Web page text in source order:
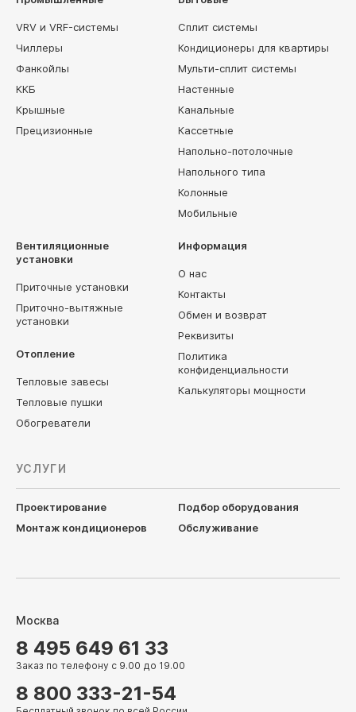
VRV и VRF-системы
Чиллеры
Фанкойлы
ККБ
Крышные
Прецизионные
Сплит системы
Кондиционеры для квартиры
Мульти-сплит системы
Настенные
Канальные
Кассетные
Напольно-потолочные
Напольного типа
Колонные
Мобильные
Вентиляционные
установки
Приточные установки
Приточно-вытяжные
установки
Отопление
Тепловые завесы
Тепловые пушки
Обогреватели
Информация
О нас
Контакты
Обмен и возврат
Реквизиты
Политика
конфиденциальности
Калькуляторы мощности
УСЛУГИ
Проектирование
Подбор оборудования
Монтаж кондиционеров
Обслуживание
Москва
8 495 649 61 33
Заказ по телефону с 9.00 до 19.00
8 800 333-21-54